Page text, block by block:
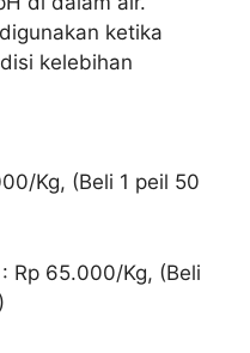
ketika
kelebihan
Kg, (Beli 1 peil 50
Rp 65.000/Kg, (Beli